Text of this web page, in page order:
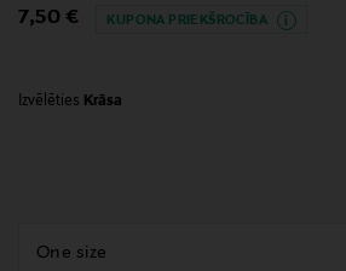
Original Price
7,50 € KUPONA PRIEKŠROCĪBA
Izvēlēties Krāsa